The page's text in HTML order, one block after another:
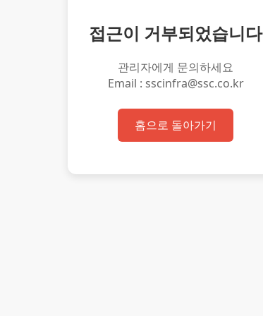
접근이 거부되었습니다
관리자에게 문의하세요
Email : sscinfra@ssc.co.kr
홈으로 돌아가기